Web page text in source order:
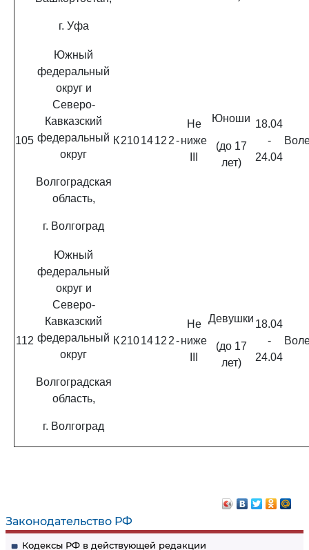
Законодательство РФ
Кодексы РФ в действующей редакции
г. Уфа
105
Южный
федеральный
округ и
Северо-
Кавказский
федеральный
округ
Волгоградская
область,
г. Волгоград
К2101412 2-
Не
ниже
Юноши
(до 17
лет)
18.04
-
24.04
112
Южный
федеральный
округ и
Северо-
Кавказский
федеральный
округ
Волгоградская
область,
г. Волгоград
К2101412 2-
Не
ниже
Девушки
(до 17
лет)
18.04
-
24.04